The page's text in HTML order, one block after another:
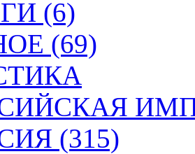
(6)
(69)
(315)